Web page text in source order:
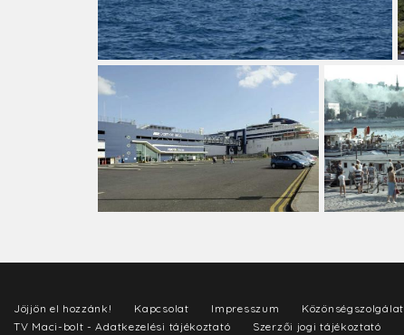
Jöjjön el hozzánk! Kapcsolat Impresszum Közönségszolgálat
TV Maci-bolt - Adatkezelési tájékoztató
Szerzői jogi tájékoztató